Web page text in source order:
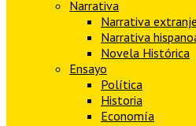
Narrativa
Narrativa
Narrativa
Novela Histórica
Ensayo
Política
Historia
Economía